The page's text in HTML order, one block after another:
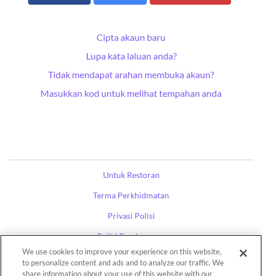
Cipta akaun baru
Lupa kata laluan anda?
Tidak mendapat arahan membuka akaun?
Masukkan kod untuk melihat tempahan anda
Untuk Restoran
Terma Perkhidmatan
Privasi Polisi
Polisi Pembayaran
Carian Restoran
We use cookies to improve your experience on this website,
to personalize content and ads and to analyze our traffic. We
share information about your use of this website with our